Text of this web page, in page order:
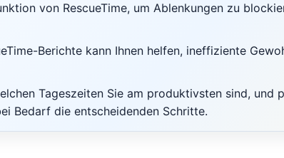
von RescueTime, um Ablenkungen zu
Berichte kann Ihnen helfen, ineffiziente
Tageszeiten Sie am produktivsten sind,
Bedarf die entscheidenden Schritte.